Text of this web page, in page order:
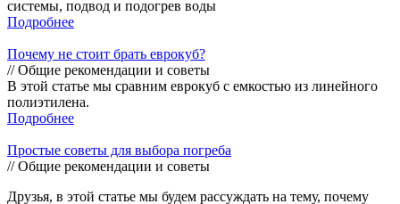
системы, подвод и подогрев воды
Подробнее
Почему не стоит брать еврокуб?
// Общие рекомендации и советы
В этой статье мы сравним еврокуб с емкостью из линейного
полиэтилена.
Подробнее
Простые советы для выбора погреба
// Общие рекомендации и советы
Друзья, в этой статье мы будем рассуждать на тему, почему